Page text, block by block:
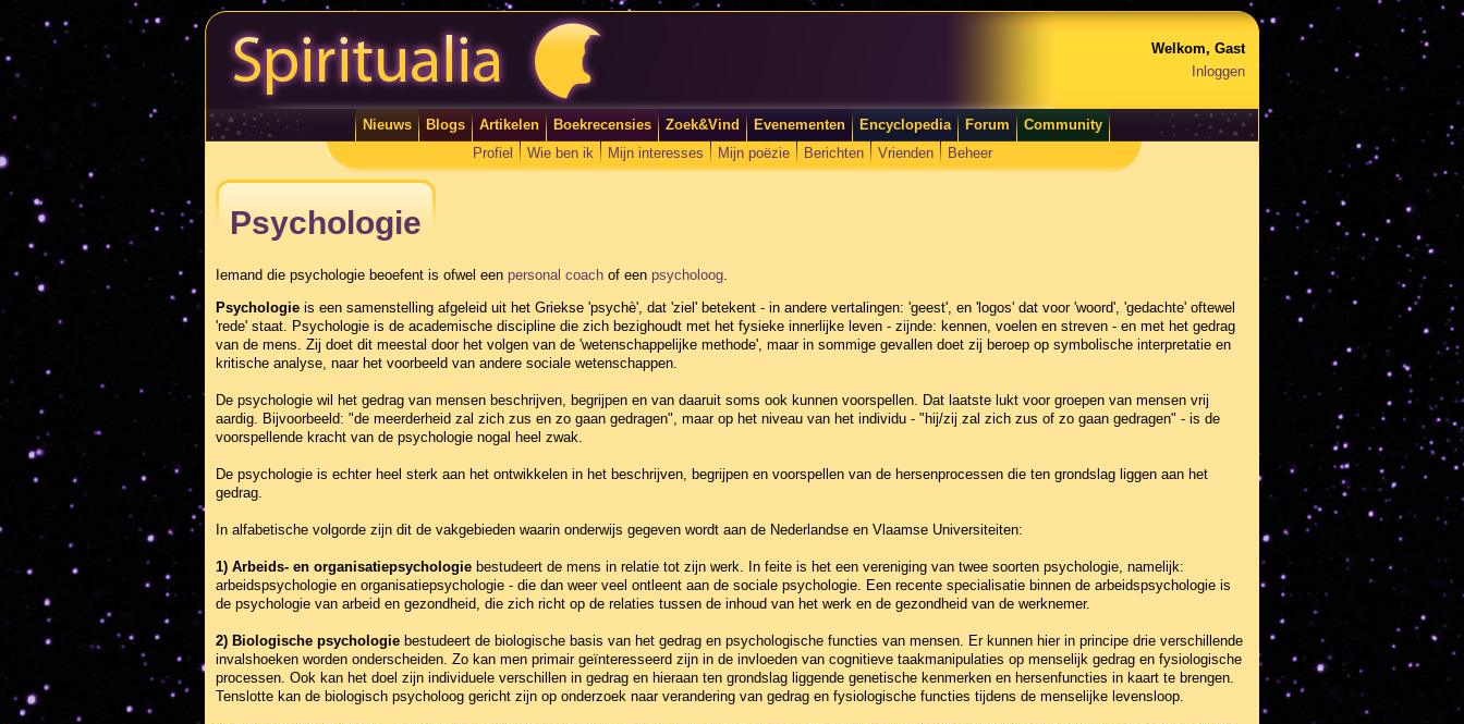
Welkom, Gast
Inloggen
Nieuws Blogs Artikelen Boekrecensies Zoek&Vind Evenementen Encyclopedia Forum
Community
Profiel
Wie ben ik Mijn interesses Mijn poëzie Berichten Vrienden Beheer
Psychologie
Iemand die psychologie beoefent is ofwel een personal coach of een psycholoog.
Psychologie is een samenstelling afgeleid uit het Griekse 'psychè', dat 'ziel' betekent - in andere vertalingen: 'geest', en 'logos' dat voor 'woord', 'gedachte' oftewel
'rede' staat. Psychologie is de academische discipline die zich bezighoudt met het fysieke innerlijke leven - zijnde: kennen, voelen en streven - en met het gedrag
van de mens. Zij doet dit meestal door het volgen van de 'wetenschappelijke methode', maar in sommige gevallen doet zij beroep op symbolische interpretatie en
kritische analyse, naar het voorbeeld van andere sociale wetenschappen.
De psychologie wil het gedrag van mensen beschrijven, begrijpen en van daaruit soms ook kunnen voorspellen. Dat laatste lukt voor groepen van mensen vrij
aardig. Bijvoorbeeld: "de meerderheid zal zich zus en zo gaan gedragen", maar op het niveau van het individu - "hij/zij zal zich zus of zo gaan gedragen" - is de
voorspellende kracht van de psychologie nogal heel zwak.
De psychologie is echter heel sterk aan het ontwikkelen in het beschrijven, begrijpen en voorspellen van de hersenprocessen die ten grondslag liggen aan het
gedrag.
In alfabetische volgorde zijn dit de vakgebieden waarin onderwijs gegeven wordt aan de Nederlandse en Vlaamse Universiteiten:
1) Arbeids- en organisatiepsychologie bestudeert de mens in relatie tot zijn werk. In feite is het een vereniging van twee soorten psychologie, namelijk:
arbeidspsychologie en organisatiepsychologie - die dan weer veel ontleent aan de sociale psychologie. Een recente specialisatie binnen de arbeidspsychologie is
de psychologie van arbeid en gezondheid, die zich richt op de relaties tussen de inhoud van het werk en de gezondheid van de werknemer.
2) Biologische psychologie bestudeert de biologische basis van het gedrag en psychologische functies van mensen. Er kunnen hier in principe drie verschillende
invalshoeken worden onderscheiden. Zo kan men primair geïnteresseerd zijn in de invloeden van cognitieve taakmanipulaties op menselijk gedrag en fysiologische
processen. Ook kan het doel zijn individuele verschillen in gedrag en hieraan ten grondslag liggende genetische kenmerken en hersenfuncties in kaart te brengen.
Tenslotte kan de biologisch psycholoog gericht zijn op onderzoek naar verandering van gedrag en fysiologische functies tijdens de menselijke levensloop.